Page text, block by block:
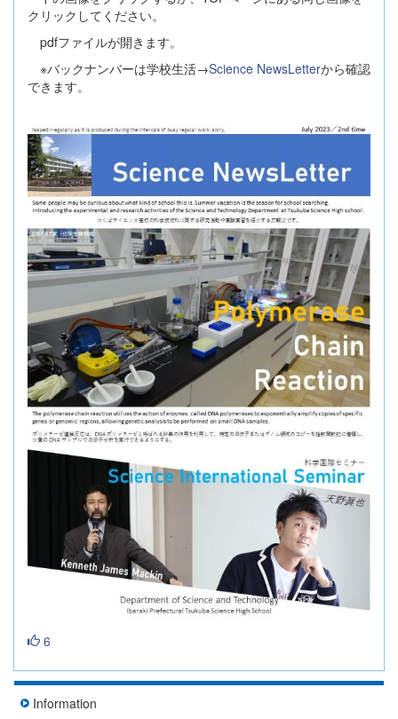
クリックしてください。
pdfファイルが開きます。
※バックナンバーは学校生活→Science NewsLetterから確認
できます。
6
Information